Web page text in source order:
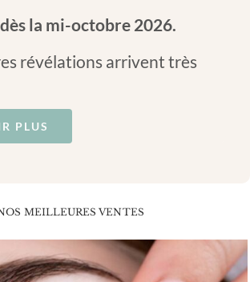
la mi-octobre 2026.
révélations arrivent très
PLUS
MEILLEURES VENTES